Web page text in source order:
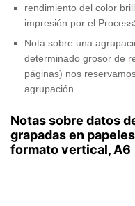
rendimiento del color
impresión por el
Nota sobre una
determinado grosor de
páginas) nos
agrupación.
Notas sobre datos
grapadas en
formato vertical, A6